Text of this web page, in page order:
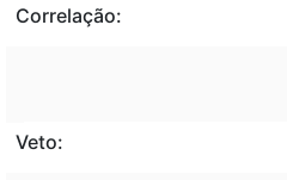
Correlação:
Veto: